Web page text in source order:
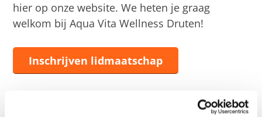
hier op onze website. We heten je graag
welkom bij Aqua Vita Wellness Druten!
Inschrijven lidmaatschap